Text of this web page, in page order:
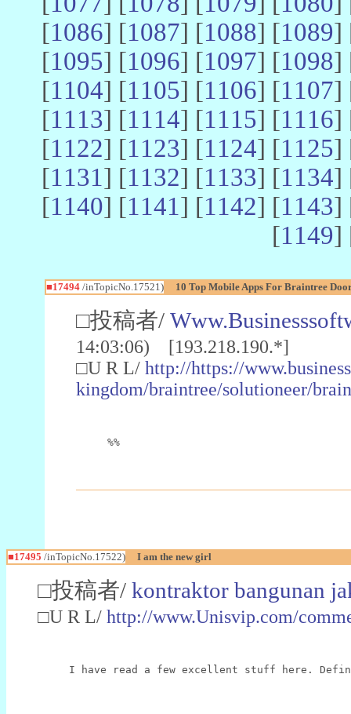
[1086] [1087] [1088] [1089]
[1095] [1096] [1097] [1098]
[1104] [1105] [1106] [1107]
[1113] [1114] [1115] [1116]
[1122] [1123] [1124] [1125]
[1131] [1132] [1133] [1134]
[1140] [1141] [1142] [1143]
[1149]
■17494/inTopicNo.17521) 10 Top Mobile Apps For Braintree
□投稿者/
14:03:06) [193.218.190.*]
□U R L/ http://https://
kingdom/braintree/solutioneer/
%%
■17495 /inTopicNo.17522) I am the new girl
□投稿者/ kontraktor bangunan
□U R L/ http://www.Unisvip.com/
I have read a few excellent stuff here.